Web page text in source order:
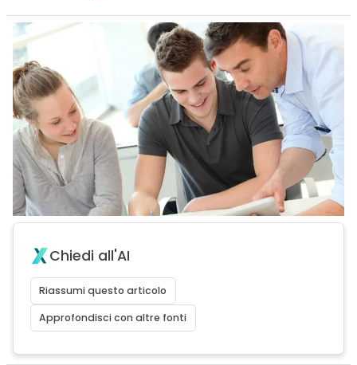
Chiedi all'AI
Riassumi questo articolo
Approfondisci con altre fonti